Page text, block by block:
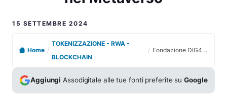
15 SETTEMBRE 2024
Home /
TOKENIZZAZIONE - RWA -
BLOCKCHAIN
/ Fondazione DIG421 Approda nel Metaverso
Aggiungi Assodigitale alle tue fonti preferite suGoogle